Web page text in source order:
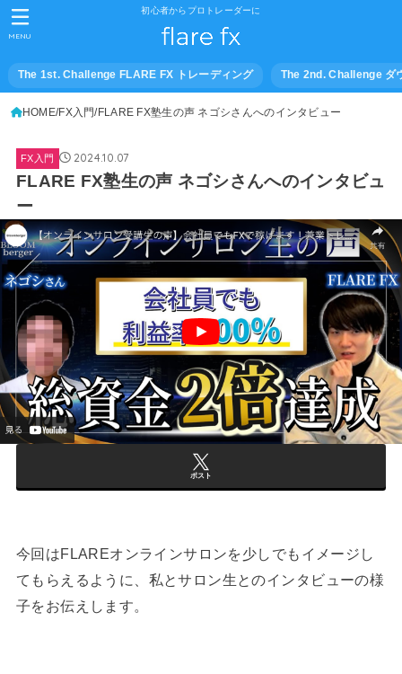
初心者からプロトレーダーに
The 1st. Challenge FLARE FX トレーディング The 2nd. Challenge ダ
MENU
HOME FX入門 FLARE FX塾生の声 ネゴシさんへのインタビュー
FX入門 2024.10.07
FLARE FX塾生の声 ネゴシさんへのインタビュ
ー
ポスト
今回はFLAREオンラインサロンを少しでもイメージし
てもらえるように、私とサロン生とのインタビューの様
子をお伝えします。